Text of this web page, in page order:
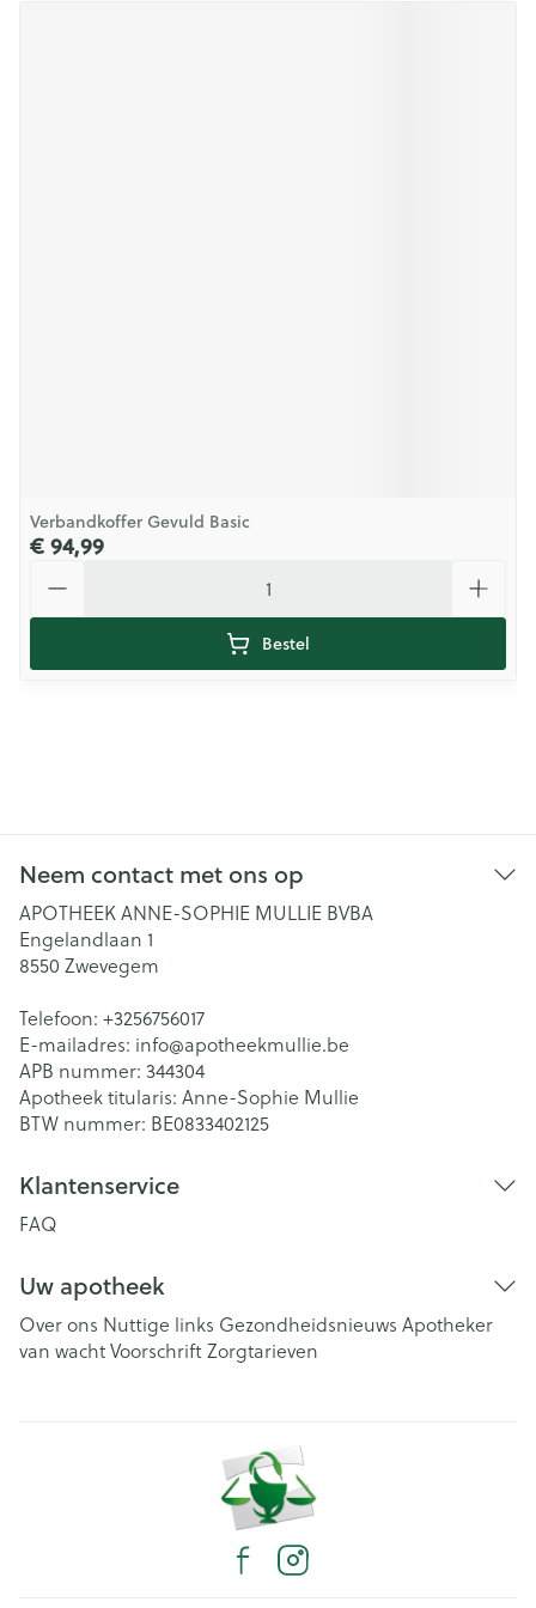
Verbandkoffer Gevuld Basic
€ 94,99
Bestel
Neem contact met ons op
APOTHEEK ANNE-SOPHIE MULLIE BVBA
Engelandlaan 1
8550 Zwevegem
Telefoon: +3256756017
E-mailadres: info@apotheekmullie.be
APB nummer: 344304
Apotheek titularis: Anne-Sophie Mullie
BTW nummer: BE0833402125
Klantenservice
FAQ
Uw apotheek
Over ons Nuttige links Gezondheidsnieuws Apotheker
van wachtVoorschriftZorgtarieven